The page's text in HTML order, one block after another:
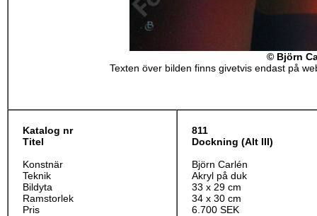
© Björn
Texten över bilden finns givetvis endast på
Katalog nr
Titel
Konstnär
Teknik
Bildyta
Ramstorlek
Pris
811
Dockning (Alt III)
Björn Carlén
Akryl på duk
33 x 29 cm
34 x 30 cm
6.700 SEK